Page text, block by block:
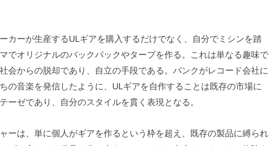
カーが生産するULギアを購入するだけでなく、自分でミシンを踏
でオリジナルのバックパックやタープを作る。これは単なる趣味で
会からの脱却であり、自立の手段である。パンクがレコード会社に
の音楽を発信したように、ULギアを自作することは既存の市場に
ーゼであり、自分のスタイルを貫く表現となる。
ーは、単に個人がギアを作るという枠を超え、既存の製品に縛られ